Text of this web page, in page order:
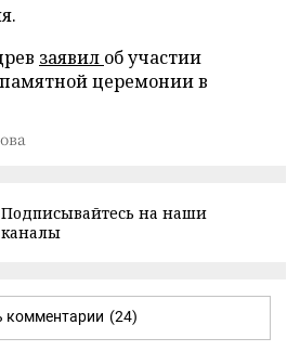
заявил об участии
церемонии в
Подписывайтесь на наши
каналы
комментарии (24)